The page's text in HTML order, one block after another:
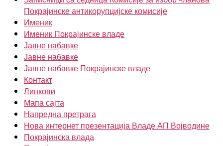
Покрајинске антикорупцијске комисије
Именик
Именик Покрајинске владе
Јавне набавке
Јавне набавке
Јавне набавке Покрајинске владе
Контакт
Линкови
Мапа сајта
Напредна претрага
Нова интернет презентација Владе АП Војводине
Покрајинска влада